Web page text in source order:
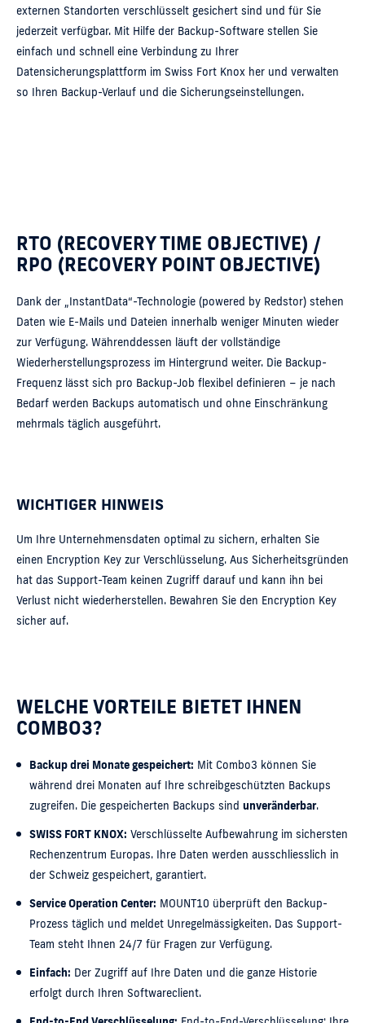
externen Standorten verschlüsselt gesichert sind und für Sie
jederzeit verfügbar. Mit Hilfe der Backup-Software stellen Sie
einfach und schnell eine Verbindung zu Ihrer
Datensicherungsplattform im Swiss Fort Knox her und verwalten
so Ihren Backup-Verlauf und die Sicherungseinstellungen.
RTO (RECOVERY TIME OBJECTIVE) /
RPO (RECOVERY POINT OBJECTIVE)
Dank der „InstantData“-Technologie (powered by Redstor) stehen
Daten wie E-Mails und Dateien innerhalb weniger Minuten wieder
zur Verfügung. Währenddessen läuft der vollständige
Wiederherstellungsprozess im Hintergrund weiter. Die Backup-
Frequenz lässt sich pro Backup-Job flexibel definieren – je nach
Bedarf werden Backups automatisch und ohne Einschränkung
mehrmals täglich ausgeführt.
WICHTIGER HINWEIS
Um Ihre Unternehmensdaten optimal zu sichern, erhalten Sie
einen Encryption Key zur Verschlüsselung. Aus Sicherheitsgründen
hat das Support-Team keinen Zugriff darauf und kann ihn bei
Verlust nicht wiederherstellen. Bewahren Sie den Encryption Key
sicher auf.
WELCHE VORTEILE BIETET IHNEN
COMBO3?
Backup drei Monate gespeichert: Mit Combo3 können Sie
während drei Monaten auf Ihre schreibgeschützten Backups
zugreifen. Die gespeicherten Backups sind unveränderbar.
SWISS FORT KNOX: Verschlüsselte Aufbewahrung im sichersten
Rechenzentrum Europas. Ihre Daten werden ausschliesslich in
der Schweiz gespeichert, garantiert.
Service Operation Center: MOUNT10 überprüft den Backup-
Prozess täglich und meldet Unregelmässigkeiten. Das Support-
Team steht Ihnen 24/7 für Fragen zur Verfügung.
Einfach: Der Zugriff auf Ihre Daten und die ganze Historie
erfolgt durch Ihren Softwareclient.